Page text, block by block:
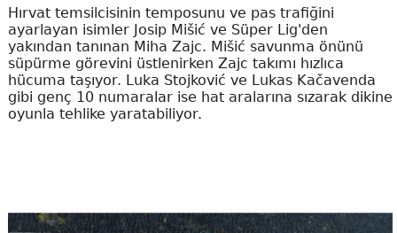
Hırvat temsilcisinin temposunu ve pas trafiğini
ayarlayan isimler Josip Mišić ve Süper Lig'den
yakından tanınan Miha Zajc. Mišić savunma önünü
süpürme görevini üstlenirken Zajc takımı hızlıca
hücuma taşıyor. Luka Stojković ve Lukas Kačavenda
gibi genç 10 numaralar ise hat aralarına sızarak dikine
oyunla tehlike yaratabiliyor.